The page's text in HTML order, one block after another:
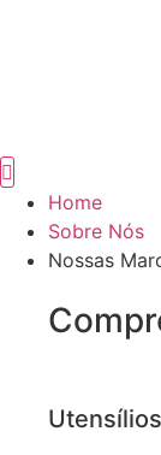
Home
Sobre Nós
Nossas